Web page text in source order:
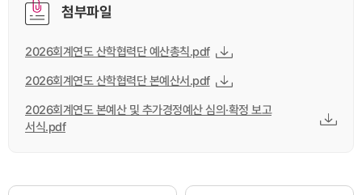
첨부파일
2026회계연도 산학협력단 예산총칙.pdf
2026회계연도 산학협력단 본예산서.pdf
2026회계연도 본예산 및 추가경정예산 심의·확정 보고
서식.pdf